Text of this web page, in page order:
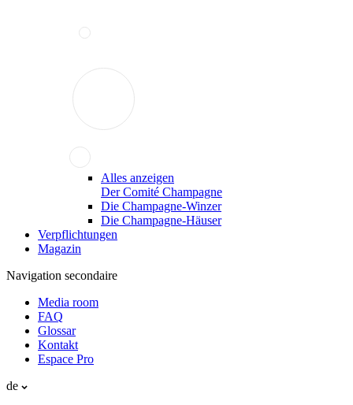
Alles anzeigen
Der Comité Champagne
Die Champagne-Winzer
Die Champagne-Häuser
Verpflichtungen
Magazin
Navigation secondaire
Media room
FAQ
Glossar
Kontakt
Espace Pro
de